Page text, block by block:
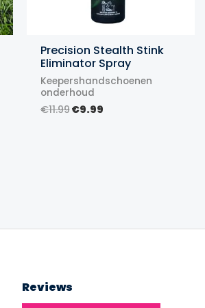
Precision Stealth Stink
Eliminator Spray
Keepershandschoenen
onderhoud
€11.99Oorspronkelijke
€9.99Huidige
Reviews